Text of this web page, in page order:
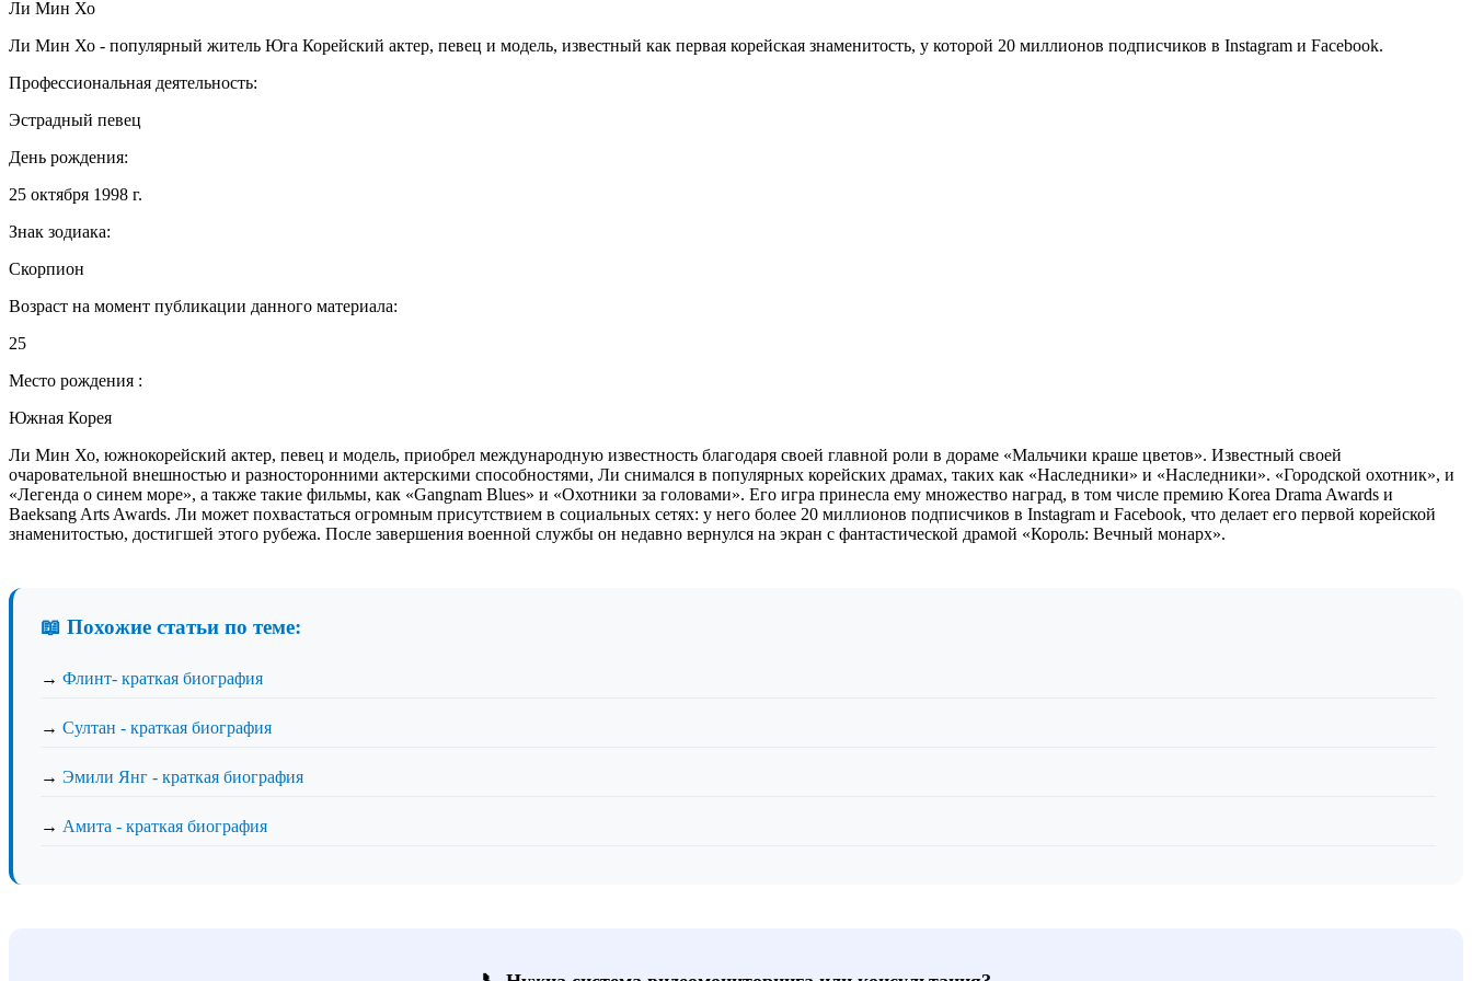
Ли Мин Хо
Ли Мин Хо - популярный житель Юга Корейский актер, певец и модель, известный как первая корейская знаменитость, у которой 20 миллионов подписчиков в Instagram и Facebook.
Профессиональная деятельность:
Эстрадный певец
День рождения:
25 октября 1998 г.
Знак зодиака:
Скорпион
Возраст на момент публикации данного материала:
25
Место рождения :
Южная Корея
Ли Мин Хо, южнокорейский актер, певец и модель, приобрел международную известность благодаря своей главной роли в дораме «Мальчики краше цветов». Известный своей
очаровательной внешностью и разносторонними актерскими способностями, Ли снимался в популярных корейских драмах, таких как «Наследники» и «Наследники». «Городской охотник», и
«Легенда о синем море», а также такие фильмы, как «Gangnam Blues» и «Охотники за головами». Его игра принесла ему множество наград, в том числе премию Korea Drama Awards и
Baeksang Arts Awards. Ли может похвастаться огромным присутствием в социальных сетях: у него более 20 миллионов подписчиков в Instagram и Facebook, что делает его первой корейской
знаменитостью, достигшей этого рубежа. После завершения военной службы он недавно вернулся на экран с фантастической драмой «Король: Вечный монарх».
📖 Похожие статьи по теме:
→ Флинт- краткая биография
→ Султан - краткая биография
→ Эмили Янг - краткая биография
→ Амита - краткая биография